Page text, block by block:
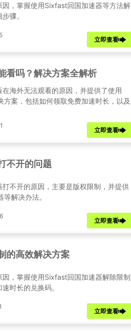
因，掌握使用Sixfast回国加速器等方法解
骤。
立即查看
看吗？解决方案全解析
海外无法观看的原因，并提供了使用
案，包括如何领取免费加速时长，以及
立即查看
不开的问题
不开的原因，主要是版权限制，并提供
解决办法。
立即查看
的高效解决方案
因，掌握使用Sixfast回国加速器解除限制
时长的兑换码。
立即查看